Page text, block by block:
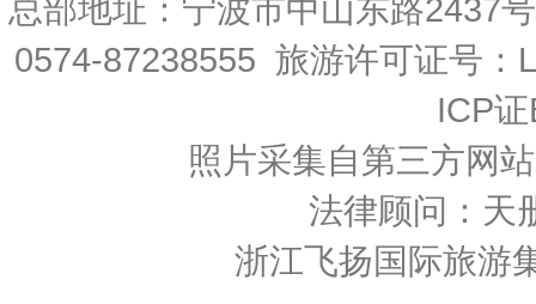
总部地址：宁波市中山东路2437
0574-87238555 旅游许可证号
ICP
照片采集自第三方网
法律顾问：天
浙江飞扬国际旅游